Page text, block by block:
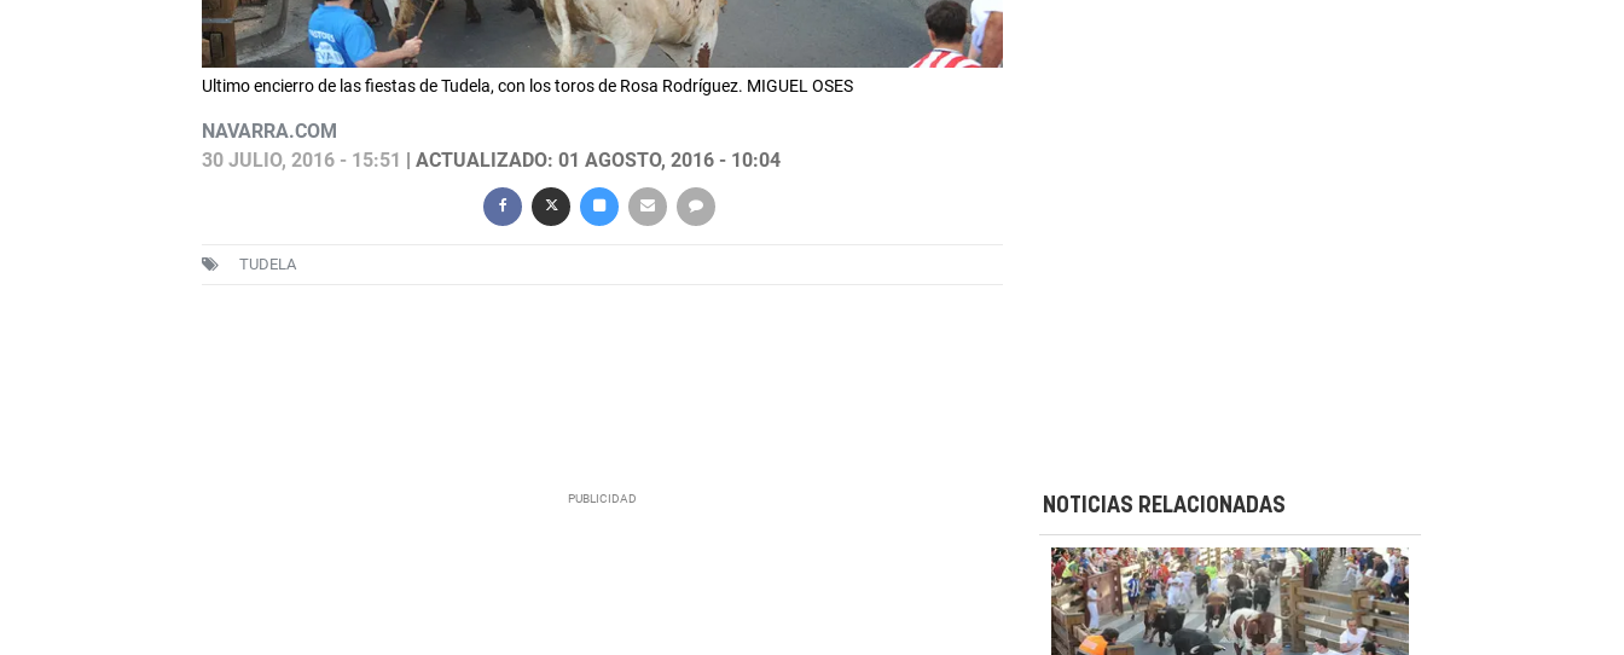
Ultimo encierro de las fiestas de Tudela, con los toros de Rosa Rodríguez. MIGUEL OSES
NAVARRA.COM
30 JULIO, 2016 - 15:51 | ACTUALIZADO: 01 AGOSTO, 2016 - 10:04
TUDELA
NOTICIAS RELACIONADAS